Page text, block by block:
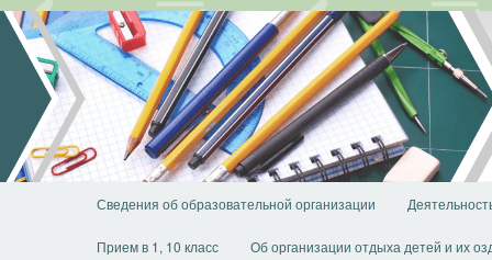
Перейти
основному
содержимому
Сведения об образовательной организации
Прием в 1, 10 класс Об организации отдыха детей и их